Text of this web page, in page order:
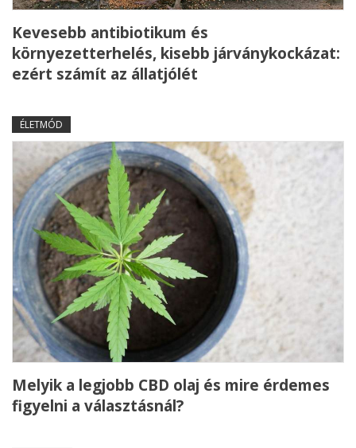
Kevesebb antibiotikum és
környezetterhelés, kisebb járványkockázat:
ezért számít az állatjólét
ÉLETMÓD
Melyik a legjobb CBD olaj és mire érdemes
figyelni a választásnál?